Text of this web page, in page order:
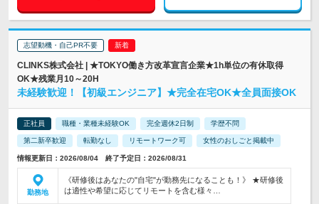
志望動機・自己PR不要
CLINKS株式会社 | ★TOKYO働き方改革宣言企業★1h単位の有休取得
OK★残業月10～20H
未経験歓迎！【初級エンジニア】★完全在宅OK★全員面接OK
正社員 職種・業種未経験OK 完全週休2日制 学歴不問
第二新卒歓迎 転勤なし リモートワーク可 女性のおしごと掲載中
情報更新日：2026/08/04 終了予定日：2026/08/31
勤務地
《研修後はあなたの"自宅"が勤務先になることも！》 ★研修後
は適性や希望に応じてリモートを含む様々…